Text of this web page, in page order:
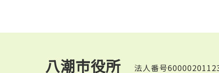
八潮市役所 法人番号